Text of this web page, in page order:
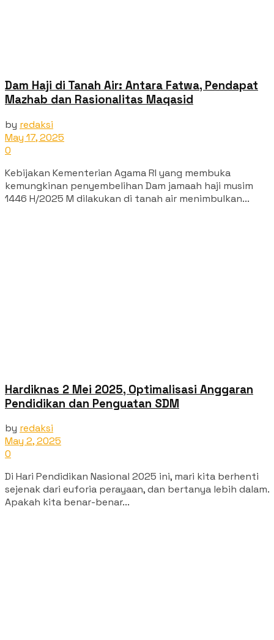
Dam Haji di Tanah Air: Antara Fatwa, Pendapat
Mazhab dan Rasionalitas Maqasid
by redaksi
May 17, 2025
0
Kebijakan Kementerian Agama RI yang membuka
kemungkinan penyembelihan Dam jamaah haji musim
1446 H/2025 M dilakukan di tanah air menimbulkan...
Hardiknas 2 Mei 2025, Optimalisasi Anggaran
Pendidikan dan Penguatan SDM
by redaksi
May 2, 2025
0
Di Hari Pendidikan Nasional 2025 ini, mari kita berhenti
sejenak dari euforia perayaan, dan bertanya lebih dalam.
Apakah kita benar-benar...